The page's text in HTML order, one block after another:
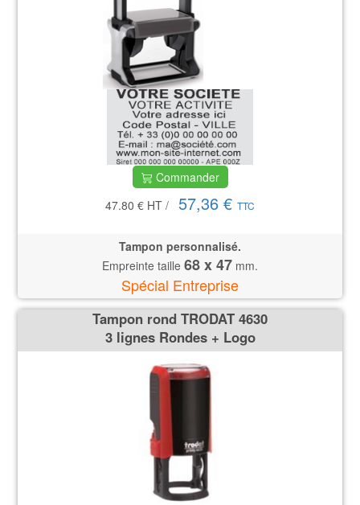
Commander
47.80 € HT / 57,36 € TTC
Tampon personnalisé.
Empreinte taille 68 x 47 mm.
Spécial Entreprise
Tampon rond TRODAT 4630
3 lignes Rondes + Logo